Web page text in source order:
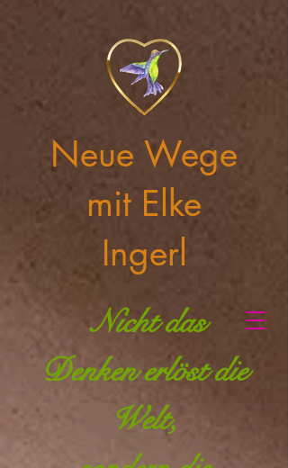
Nicht das
Denken erlöst die
Welt,
Neue Wege
mit Elke
Ingerl